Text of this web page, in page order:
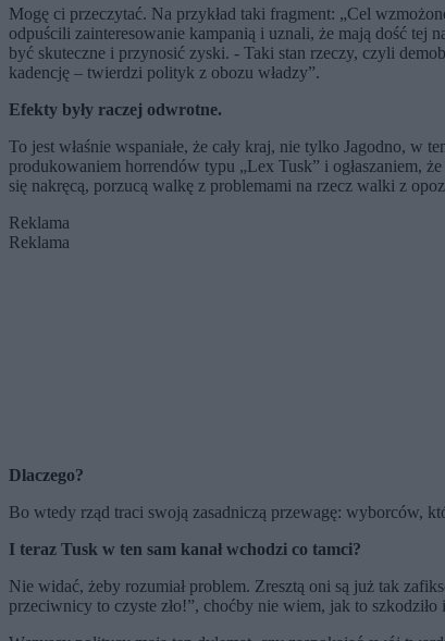
Mogę ci przeczytać. Na przykład taki fragment: „Cel
odpuścili zainteresowanie kampanią i uznali, że mają dość
być skuteczne i przynosić zyski. - Taki stan rzeczy, czyli
kadencję – twierdzi polityk z obozu władzy”.
Efekty były raczej odwrotne.
To jest właśnie wspaniałe, że cały kraj, nie tylko Jagodno, w
produkowaniem horrendów typu „Lex Tusk” i ogłaszaniem,
się nakręcą, porzucą walkę z problemami na rzecz walki z
Reklama
Reklama
Dlaczego?
Bo wtedy rząd traci swoją zasadniczą przewagę: wyborców,
I teraz Tusk w ten sam kanał wchodzi co tamci?
Nie widać, żeby rozumiał problem. Zresztą oni są już tak
przeciwnicy to czyste zło!”, choćby nie wiem, jak to